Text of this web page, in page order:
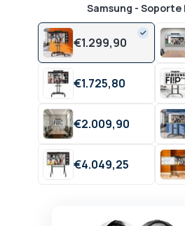
Samsung -
€1.299,90
€1.725,80
€2.009,90
€4.049,25